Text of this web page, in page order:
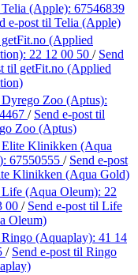
(Apple): 67546839
e-post til Telia (Apple)
(Applied
22 12 00 50 / Send
til getFit.no (Applied
Zoo (Aptus):
/ Send e-post til
Zoo (Aptus)
Klinikken (Aqua
67550555 / Send e-post
Klinikken (Aqua Gold)
(Aqua Oleum): 22
00 / Send e-post til Life
Oleum)
(Aquaplay): 41 14
/ Send e-post til Ringo